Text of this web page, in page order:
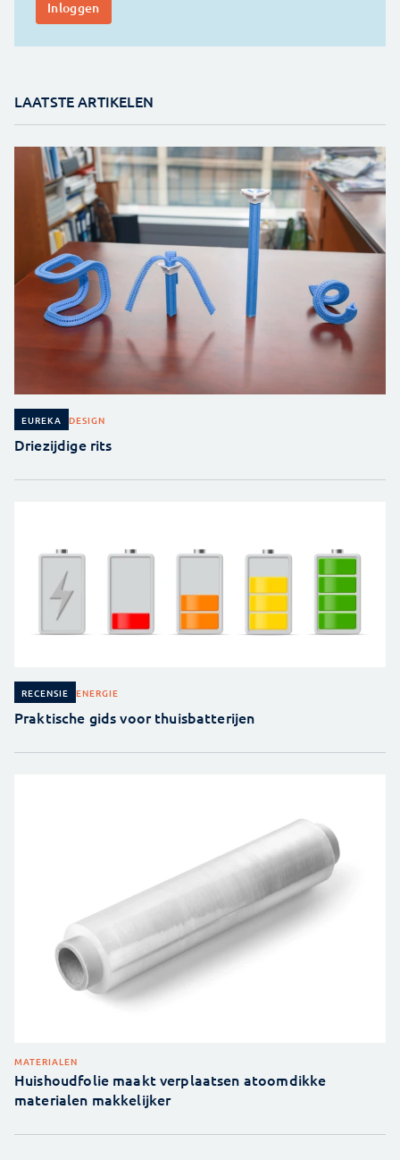
LAATSTE ARTIKELEN
EUREKA DESIGN
Driezijdige rits
RECENSIE ENERGIE
Praktische gids voor thuisbatterijen
MATERIALEN
Huishoudfolie maakt verplaatsen atoomdikke
materialen makkelijker